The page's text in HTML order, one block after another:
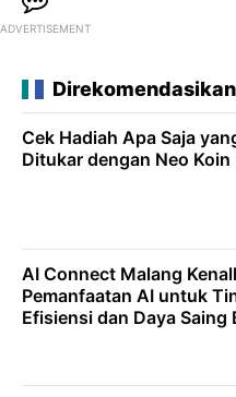
ADVERTISEMENT
Direkomendasikan
Cek Hadiah Apa Saja
Ditukar dengan Neo Koin
AI Connect Malang
Pemanfaatan AI untuk
Efisiensi dan Daya Saing